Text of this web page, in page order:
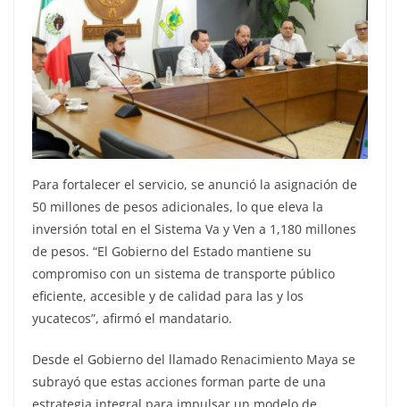
Para fortalecer el servicio, se anunció la asignación de
50 millones de pesos adicionales, lo que eleva la
inversión total en el Sistema Va y Ven a 1,180 millones
de pesos. “El Gobierno del Estado mantiene su
compromiso con un sistema de transporte público
eficiente, accesible y de calidad para las y los
yucatecos”, afirmó el mandatario.
Desde el Gobierno del llamado Renacimiento Maya se
subrayó que estas acciones forman parte de una